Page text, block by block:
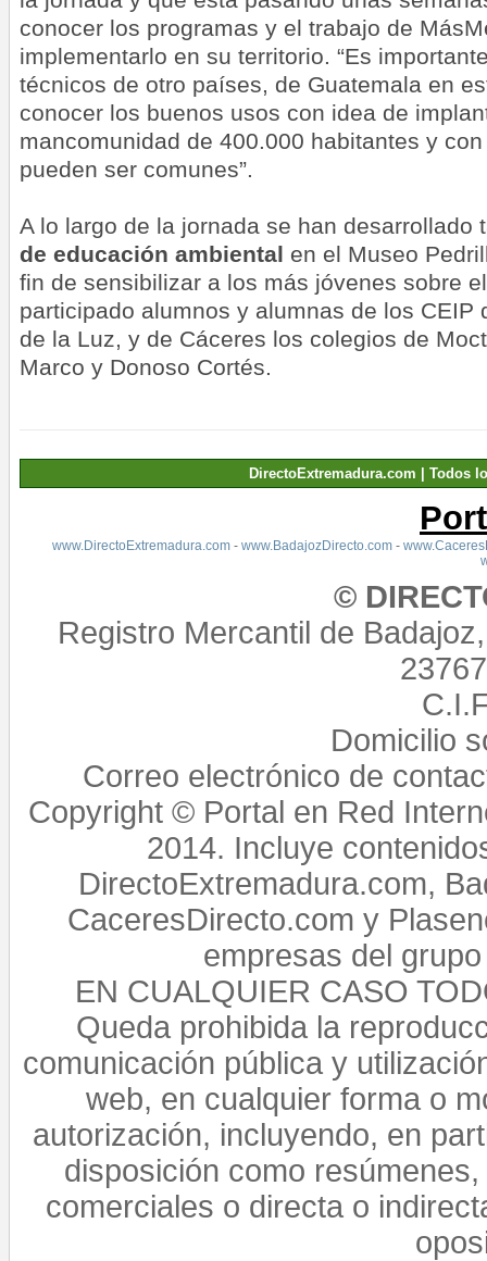
conocer los programas y el trabajo de
implementarlo en su territorio. “Es
técnicos de otro países, de Guatemala en
conocer los buenos usos con idea de
mancomunidad de 400.000 habitantes y
pueden ser comunes”.
A lo largo de la jornada se han desarrollado
de educación ambiental en el Museo
fin de sensibilizar a los más jóvenes sobre
participado alumnos y alumnas de los CEIP
de la Luz, y de Cáceres los colegios de
Marco y Donoso Cortés.
DirectoExtremadura.com | Todos
www.DirectoExtremadura.com- www.BadajozDirecto.com-
©
Registro Mercantil de
Domicilio
Correo electrónico de
Copyright © Portal en Red
2014. Incluye
DirectoExtremadura.com,
CaceresDirecto.com y
empresas del
EN CUALQUIER CASO
Queda prohibida la
comunicación pública y
web, en cualquier forma o
autorización, incluyendo, en
disposición como
comerciales o directa o